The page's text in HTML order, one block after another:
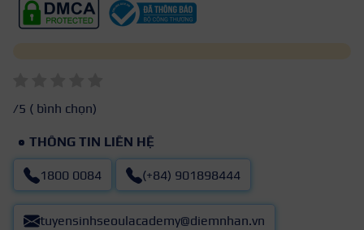
/5 ( bình chọn)
THÔNG TIN LIÊN HỆ
1800 0084 (+84) 901898444
tuyensinhseoulacademy@diemnhan.vn